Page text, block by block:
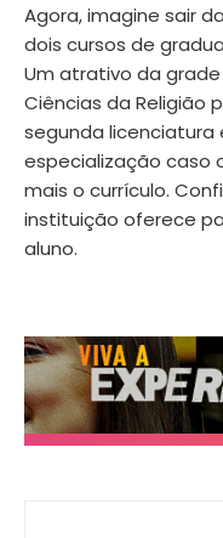
Agora, imagine sair
dois cursos de
Um atrativo da
Ciências da Religião
segunda licenciatura
especialização caso
mais o currículo.
instituição oferece
aluno.